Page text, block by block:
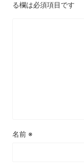
る欄は必須項目です
名前 ※